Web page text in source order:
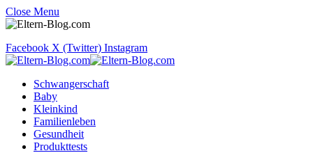
Close Menu
Facebook X (Twitter) Instagram
Schwangerschaft
Baby
Kleinkind
Familienleben
Gesundheit
Produkttests